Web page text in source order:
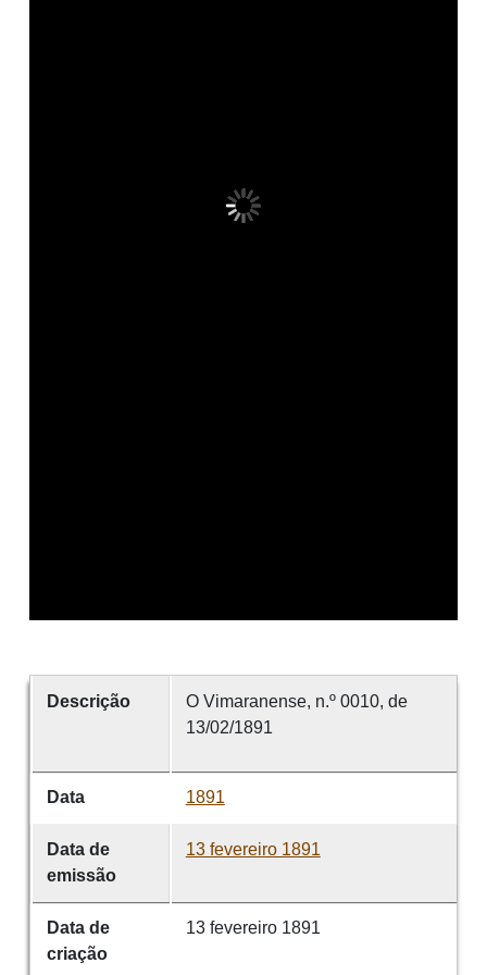
Descrição
O Vimaranense, n.º 0010, de
13/02/1891
Data 1891
Data de
emissão
13 fevereiro 1891
Data de
criação
13 fevereiro 1891